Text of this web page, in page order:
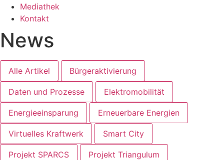
Mediathek
Kontakt
News
Alle Artikel Bürgeraktivierung
Daten und Prozesse Elektromobilität
Energieeinsparung Erneuerbare Energien
Virtuelles Kraftwerk Smart City
Projekt SPARCS Projekt Triangulum